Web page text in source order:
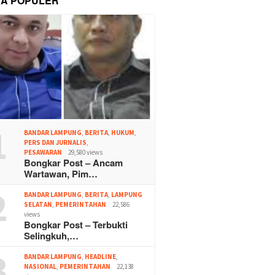
BANDAR LAMPUNG BERITA HUKUM
PERS DAN JURNALIS
PESAWARAN
29,580 views
Bongkar Post – Ancam
Wartawan, Pim…
BANDAR LAMPUNG BERITA LAMPUNG
SELATAN PEMERINTAHAN
22,586
views
Bongkar Post – Terbukti
Selingkuh,…
BANDAR LAMPUNG HEADLINE
NASIONAL PEMERINTAHAN
22,138